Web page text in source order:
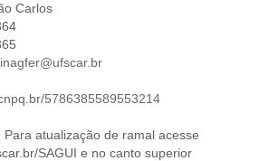
Carlos
5786385589553214
Para atualização de ramal acesse
SAGUI e no canto superior